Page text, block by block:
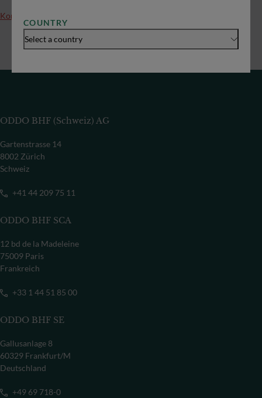
COUNTRY
Select a country
Kontakt
ODDO BHF (Schweiz) AG
Gartenstrasse 14
8002 Zürich
Schweiz
+41 44 209 75 11
ODDO BHF SCA
12 bd de la Madeleine
75009 Paris
Frankreich
+33 1 44 51 85 00
ODDO BHF SE
Gallusanlage 8
60329 Frankfurt/M
Deutschland
+49 69 718-0